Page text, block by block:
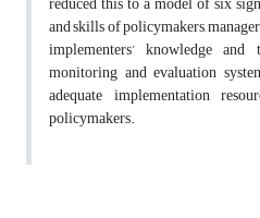
and skills of policymakers,
implementers’ knowledge
monitoring and evaluation
adequate implementation
policymakers.